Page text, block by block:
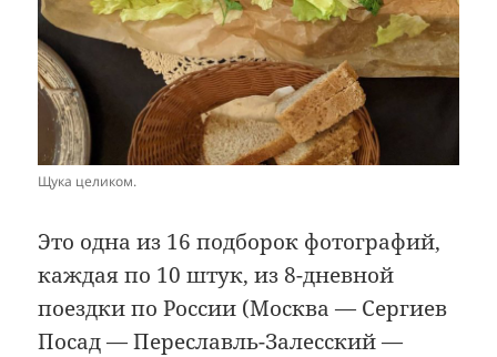
Щука целиком.
Это одна из 16 подборок фотографий,
каждая по 10 штук, из 8-дневной
поездки по России (Москва — Сергиев
Посад — Переславль-Залесский —